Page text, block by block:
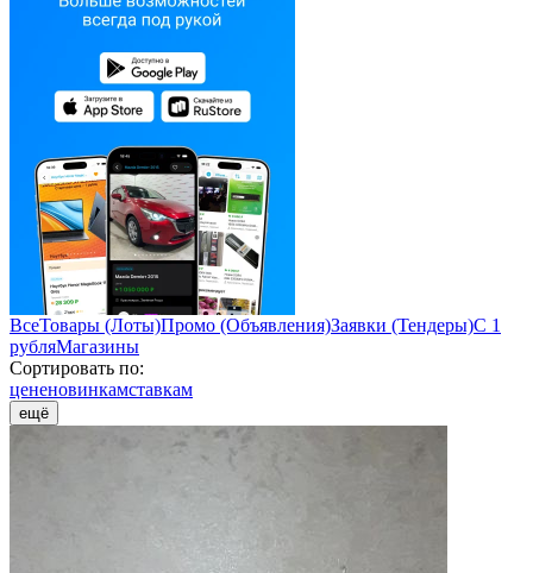
ВсеТовары (Лоты)Промо (Объявления)Заявки (Тендеры)С 1
рубляМагазины
Сортировать по:
цененовинкамставкам
ещё